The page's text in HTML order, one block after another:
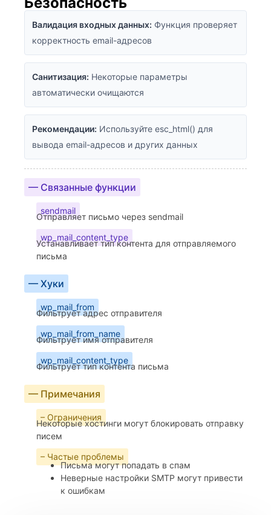
Валидация входных данных: Функция проверяет
корректность email-адресов
Санитизация: Некоторые параметры
автоматически очищаются
Рекомендации: Используйте esc_html() для
вывода email-адресов и других данных
— Связанные функции
sendmail
Отправляет письмо через sendmail
wp_mail_content_type
Устанавливает тип контента для отправляемого
письма
— Хуки
wp_mail_from
Фильтрует адрес отправителя
wp_mail_from_name
Фильтрует имя отправителя
wp_mail_content_type
Фильтрует тип контента письма
— Примечания
– Ограничения
Некоторые хостинги могут блокировать отправку
писем
– Частые проблемы
Письма могут попадать в спам
Неверные настройки SMTP могут привести
к ошибкам